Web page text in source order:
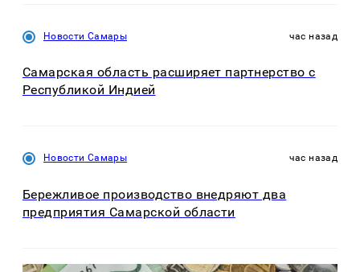
Новости Самары час назад
Самарская область расширяет партнерство с
Республикой Индией
Новости Самары час назад
Бережливое производство внедряют два
предприятия Самарской области